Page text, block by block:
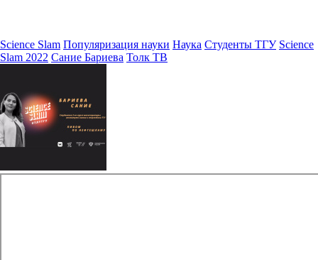
Science Slam Популяризация науки Наука Студенты ТГУ Science
Slam 2022 Сание Бариева Толк ТВ